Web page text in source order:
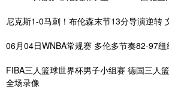
尼克斯1-0马刺！布伦森末节13分导演逆转
06月04日WNBA常规赛 多伦多节奏82-97
FIBA三人篮球世界杯男子小组赛 德国三人
全场录像